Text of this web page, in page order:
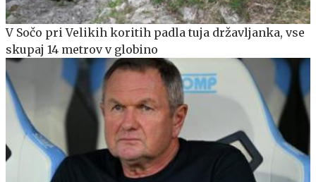
V Sočo pri Velikih koritih padla tuja državljanka, vse
skupaj 14 metrov v globino